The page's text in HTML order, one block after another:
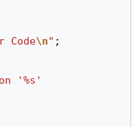
Code\n" ;
'%s'